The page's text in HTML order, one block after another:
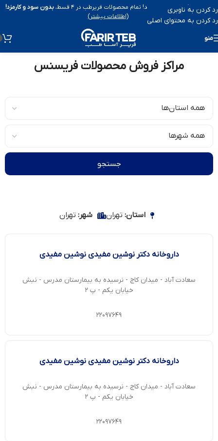
رد کردن به ناوبری
رد کردن به محتوای اصلی
منو
مراکز فروش محصولات فریسنس
جستجو
استان: تهران شهر: تهران
داروخانه دکتر نوشین مفیدی نوشین مفیدی
سعادت آباد - میدان کاج - نرسیده به بیمارستان مدرس - نبش
خیابان یکم - پ ۲
۲۲۰۹۷۶۴۹
داروخانه دکتر نوشین مفیدی نوشین مفیدی
سعادت آباد - میدان کاج - نرسیده به بیمارستان مدرس - نبش
خیابان یکم - پ ۲
۲۲۰۹۷۶۴۹
پرداخت بااسنپ‌پی فعال شد! تمام محصولات فریرطب در ۴ قسط،
بدون سود و کارمزد!
(اطلاعات بیشتر)